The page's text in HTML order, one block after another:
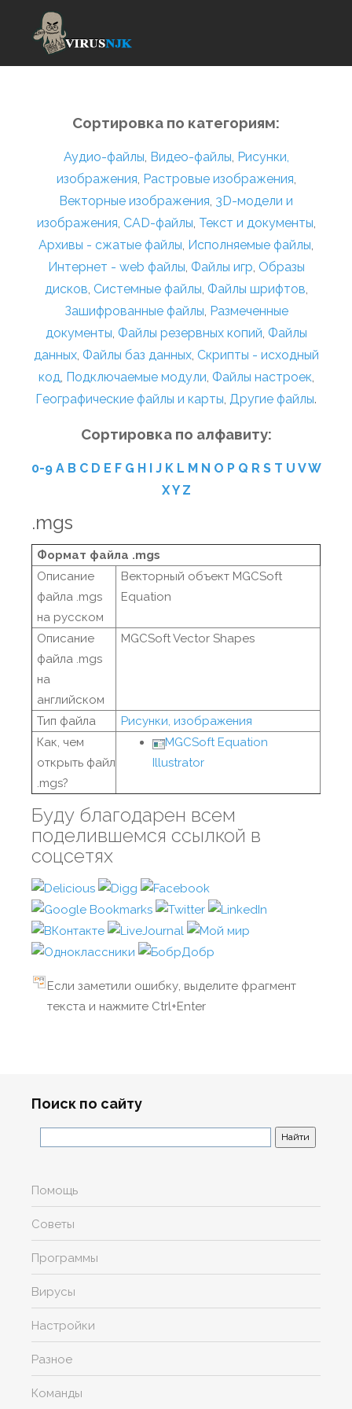
Сортировка по категориям:
Аудио-файлы, Видео-файлы, Рисунки,
изображения, Растровые изображения,
Векторные изображения, 3D-модели и
изображения, CAD-файлы, Текст и документы,
Архивы - сжатые файлы, Исполняемые файлы,
Интернет - web файлы, Файлы игр, Образы
дисков, Системные файлы, Файлы шрифтов,
Зашифрованные файлы, Размеченные
документы, Файлы резервных копий, Файлы
данных, Файлы баз данных, Скрипты - исходный
код, Подключаемые модули, Файлы настроек,
Географические файлы и карты, Другие файлы.
Сортировка по алфавиту:
0-9 A B C D E F G H I J K L M N O P Q R S T U VW
XY Z
.mgs
Формат файла .mgs
Описание
файла .mgs
на русском
Векторный объект MGCSoft
Equation
Описание
файла .mgs
на
английском
MGCSoft Vector Shapes
Тип файла
Рисунки, изображения
Как, чем
открыть файл
.mgs?
MGCSoft Equation
Illustrator
Буду благодарен всем
поделившемся ссылкой в
соцсетях
Если заметили ошибку, выделите фрагмент
текста и нажмите Ctrl+Enter
Поиск по сайту
Помощь
Советы
Программы
Вирусы
Настройки
Разное
Команды